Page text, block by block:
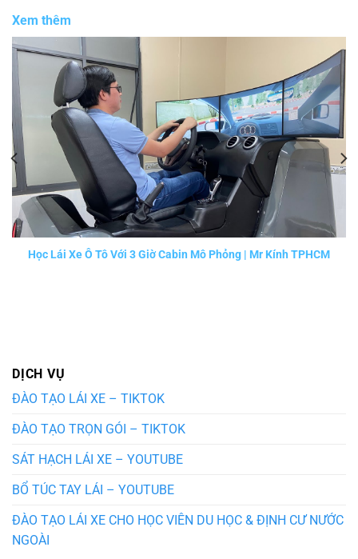
Xem thêm
Học Lái Xe Ô Tô Với 3 Giờ Cabin Mô Phỏng | Mr Kính TPHCM
DỊCH VỤ
ĐÀO TẠO LÁI XE – TIKTOK
ĐÀO TẠO TRỌN GÓI – TIKTOK
SÁT HẠCH LÁI XE – YOUTUBE
BỔ TÚC TAY LÁI – YOUTUBE
ĐÀO TẠO LÁI XE CHO HỌC VIÊN DU HỌC & ĐỊNH CƯ NƯỚC
NGOÀI